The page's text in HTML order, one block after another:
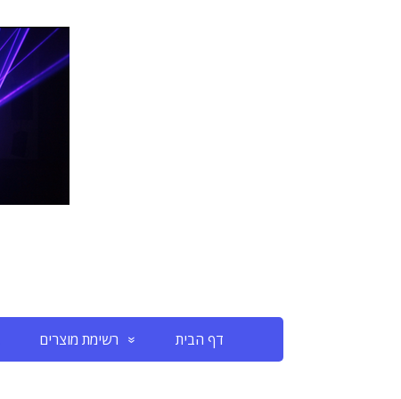
רשימת מוצרים דף הבית